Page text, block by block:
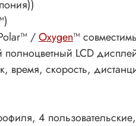
/Oxygen™
LCD
время, скорость,
4